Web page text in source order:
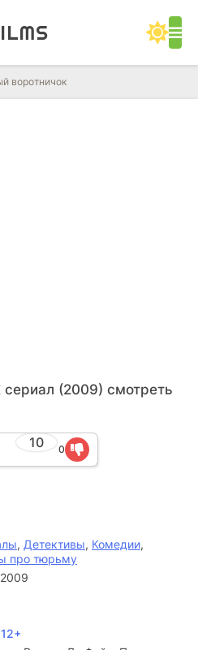
воротничок
сериал (2009) смотреть
10 0
, Детективы, Комедии,
про тюрьму
12+